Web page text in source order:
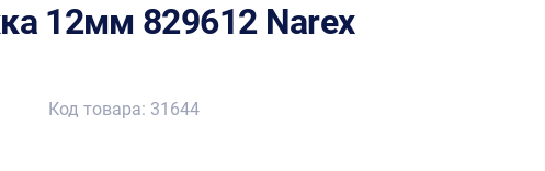
12мм 829612 Narex
Код товара: 31644